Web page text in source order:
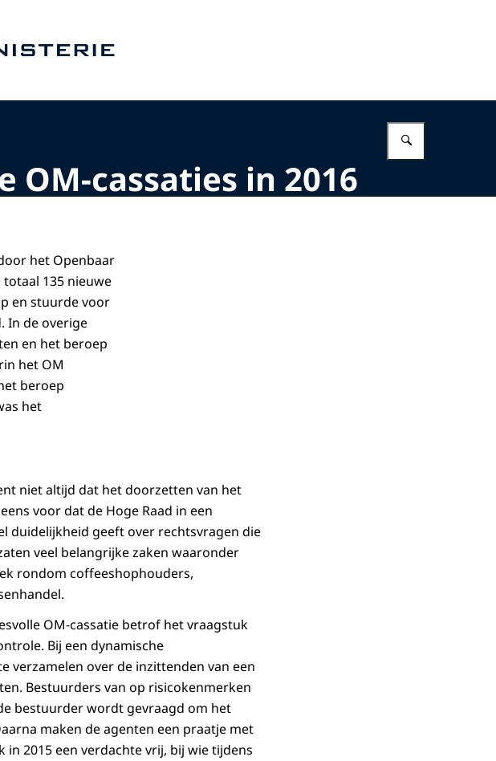
OM-cassaties in 2016
het Openbaar
135 nieuwe
en stuurde voor
In de overige
en het beroep
het OM
beroep
het
niet altijd dat het doorzetten van het
voor dat de Hoge Raad in een
duidelijkheid geeft over rechtsvragen die
veel belangrijke zaken waaronder
rondom coffeeshophouders,
OM-cassatie betrof het vraagstuk
Bij een dynamische
over de inzittenden van een
Bestuurders van op risicokenmerken
bestuurder wordt gevraagd om het
maken de agenten een praatje met
2015 een verdachte vrij, bij wie tijdens